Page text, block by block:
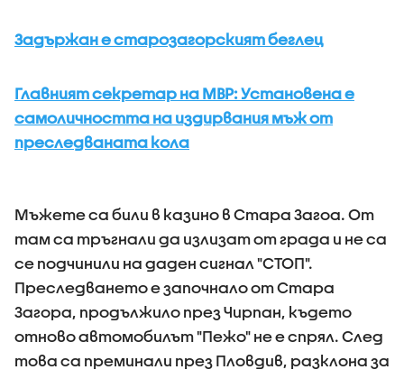
Задържан е старозагорският беглец
Главният секретар на МВР: Установена е
самоличността на издирвания мъж от
преследваната кола
Мъжете са били в казино в Стара Загоа. От
там са тръгнали да излизат от града и не са
се подчинили на даден сигнал "СТОП".
Преследването е започнало от Стара
Загора, продължило през Чирпан, където
отново автомобилът "Пежо" не е спрял. След
това са преминали през Пловдив, разклона за